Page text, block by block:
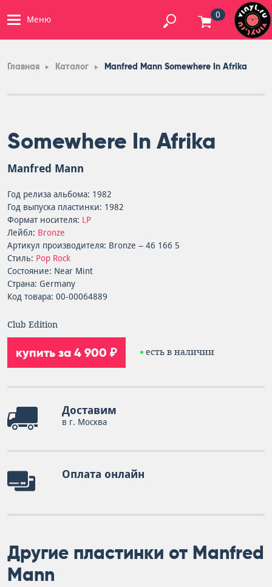
Меню 0
Главная Каталог Manfred Mann Somewhere In Afrika
Somewhere In Afrika
Manfred Mann
Год релиза альбома: 1982
Год выпуска пластинки: 1982
Формат носителя: LP
Лейбл: Bronze
Артикул производителя: Bronze – 46 166 5
Стиль: Pop Rock
Состояние: Near Mint
Страна: Germany
Код товара: 00-00064889
Club Edition
купить за 4 900 ₽ есть в наличии
Доставим
в г. Москва
Оплата онлайн
Другие пластинки от Manfred
Mann